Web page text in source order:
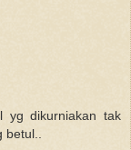
yg dikurniakan tak
betul..